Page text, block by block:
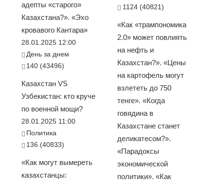
адепты «старого»
Казахстана?». «Эхо
кровавого Кантара»
28.01.2025 12:00
День за днем
140 (43496)
Казахстан VS
Узбекистан: кто круче
по военной мощи?
28.01.2025 11:00
Политика
136 (40833)
«Как могут вымереть
казахстанцы:
1124 (40821)
«Как «трампономика
2.0» может повлиять
на нефть и
Казахстан?». «Цены
на картофель могут
взлететь до 750
тенге». «Когда
говядина в
Казахстане станет
деликатесом?».
«Парадоксы
экономической
политики». «Как